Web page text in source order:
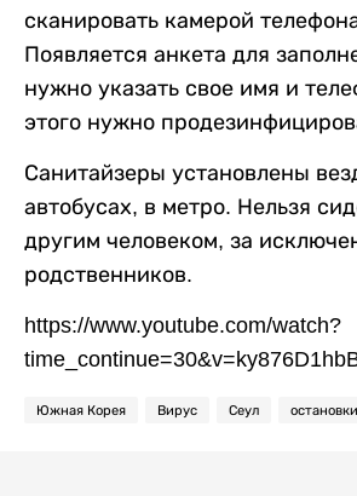
сканировать камерой
Появляется анкета для
нужно указать свое имя и
этого нужно
Санитайзеры установлены
автобусах, в метро. Нельзя
другим человеком, за
родственников.
https://www.youtube.com/watch?
Южная Корея Вирус Сеул остановки